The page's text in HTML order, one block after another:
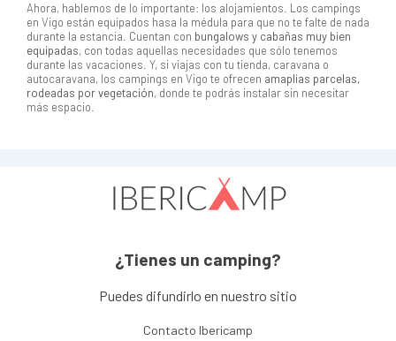
Ahora, hablemos de lo importante: los alojamientos. Los campings
en Vigo están equipados hasa la médula para que no te falte de nada
durante la estancia. Cuentan con bungalows y cabañas muy bien
equipadas, con todas aquellas necesidades que sólo tenemos
durante las vacaciones. Y, si viajas con tu tienda, caravana o
autocaravana, los campings en Vigo te ofrecen amaplias parcelas,
rodeadas por vegetación, donde te podrás instalar sin necesitar
más espacio.
¿Tienes un camping?
Puedes difundirlo en nuestro sitio
Contacto Ibericamp